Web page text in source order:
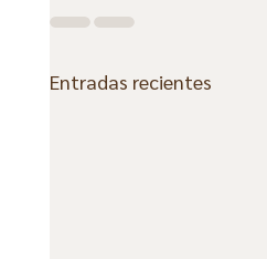
Entradas recientes